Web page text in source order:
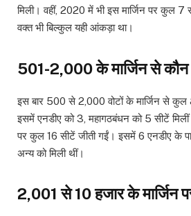
मिली। वहीं, 2020 में भी इस मार्जिन पर कुल 7
वक्त भी बिल्कुल यही आंकड़ा था।
501-2,000 के मार्जिन से कौन
इस बार 500 से 2,000 वोटों के मार्जिन से कुल
इसमें एनडीए को 3, महागठबंधन को 5 सीटें
पर कुल 16 सीटें जीती गईं। इसमें 6 एनडीए के
अन्य को मिली थीं।
2,001 से 10 हजार के मार्जिन